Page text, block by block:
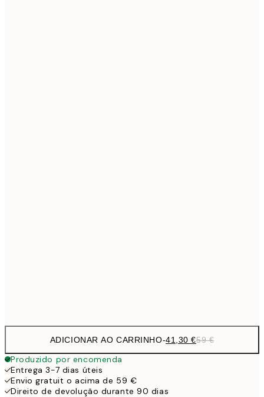
ADICIONAR AO CARRINHO-41,30 €59 €
Produzido por encomenda
Entrega 3-7 dias úteis
Envio gratuit o acima de 59 €
Direito de devolução durante 90 dias